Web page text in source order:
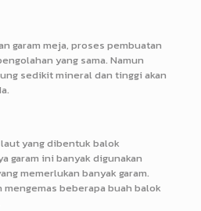
garam meja, proses pembuatan
yang sama. Namun
sedikit mineral dan tinggi akan
laut yang dibentuk balok
garam ini banyak digunakan
memerlukan banyak garam.
mengemas beberapa buah balok